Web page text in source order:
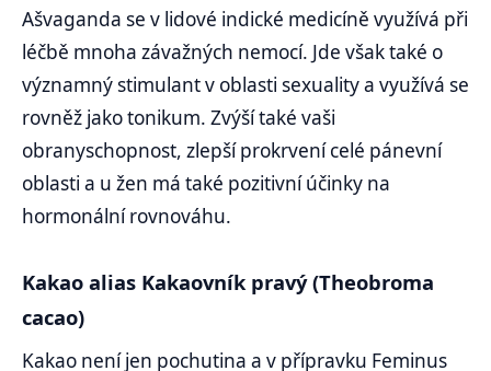
Ašvaganda se v lidové indické medicíně využívá při
léčbě mnoha závažných nemocí. Jde však také o
významný stimulant v oblasti sexuality a využívá se
rovněž jako tonikum. Zvýší také vaši
obranyschopnost, zlepší prokrvení celé pánevní
oblasti a u žen má také pozitivní účinky na
hormonální rovnováhu.
Kakao alias Kakaovník pravý (Theobroma
cacao)
Kakao není jen pochutina a v přípravku Feminus